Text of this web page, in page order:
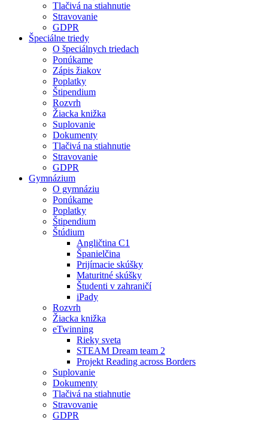
Tlačivá na stiahnutie
Stravovanie
GDPR
Špeciálne triedy
O špeciálnych triedach
Ponúkame
Zápis žiakov
Poplatky
Štipendium
Rozvrh
Žiacka knižka
Suplovanie
Dokumenty
Tlačivá na stiahnutie
Stravovanie
GDPR
Gymnázium
O gymnáziu
Ponúkame
Poplatky
Štipendium
Štúdium
Angličtina C1
Španielčina
Prijímacie skúšky
Maturitné skúšky
Študenti v zahraničí
iPady
Rozvrh
Žiacka knižka
eTwinning
Rieky sveta
STEAM Dream team 2
Projekt Reading across Borders
Suplovanie
Dokumenty
Tlačivá na stiahnutie
Stravovanie
GDPR